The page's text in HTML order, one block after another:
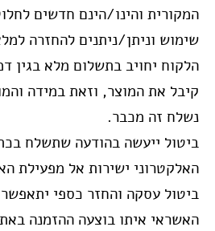
המקורית והינו/הינם חדשים
שימוש וניתן/ניתנים להחזרה
הלקוח יחויב בתשלום מלא בגין
קיבל את המוצר, וזאת במידה
נשלח זה מכבר.
ביטול ייעשה בהודעה שתשלח
האלקטרוני ישירות אל מפעילת
ביטול עסקה והחזר כספי
האשראי איתו בוצעה ההזמנה